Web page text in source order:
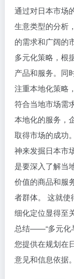
通过对日本市场
生意类型的分析
的需求和广阔的
多元化策略，根
产品和服务。同
注重本地化策略
符合当地市场需
本地化的服务，
取得市场的成功
神来发掘日本市
是要深入了解当
价值的商品和服
者群体。 这就使
细化定位显得至
总结——“多元化
您提供在规划在
意见和信息依据。